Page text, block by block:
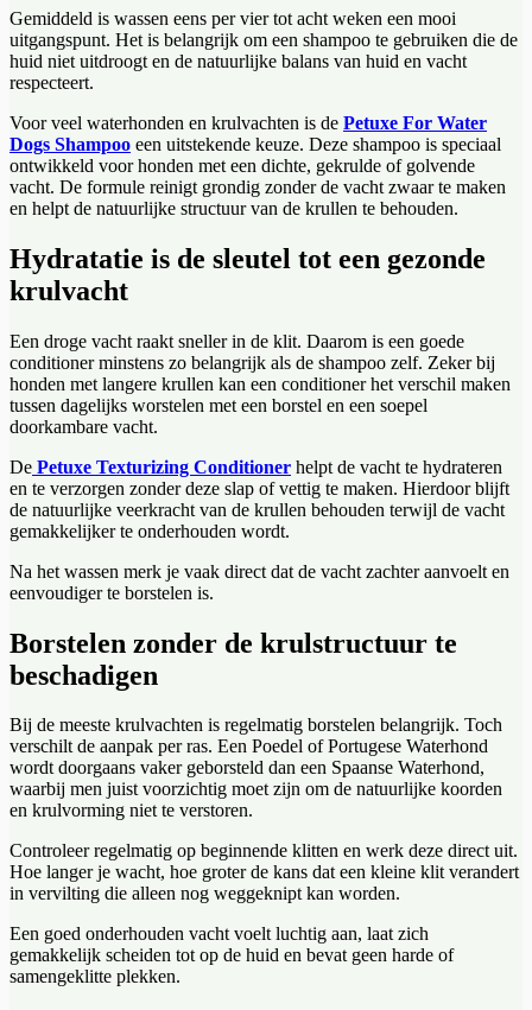
Gemiddeld is wassen eens per vier tot acht weken een mooi
uitgangspunt. Het is belangrijk om een shampoo te gebruiken die de
huid niet uitdroogt en de natuurlijke balans van huid en vacht
respecteert.
Voor veel waterhonden en krulvachten is de Petuxe For Water
Dogs Shampoo een uitstekende keuze. Deze shampoo is speciaal
ontwikkeld voor honden met een dichte, gekrulde of golvende
vacht. De formule reinigt grondig zonder de vacht zwaar te maken
en helpt de natuurlijke structuur van de krullen te behouden.
Hydratatie is de sleutel tot een gezonde
krulvacht
Een droge vacht raakt sneller in de klit. Daarom is een goede
conditioner minstens zo belangrijk als de shampoo zelf. Zeker bij
honden met langere krullen kan een conditioner het verschil maken
tussen dagelijks worstelen met een borstel en een soepel
doorkambare vacht.
De Petuxe Texturizing Conditioner helpt de vacht te hydrateren
en te verzorgen zonder deze slap of vettig te maken. Hierdoor blijft
de natuurlijke veerkracht van de krullen behouden terwijl de vacht
gemakkelijker te onderhouden wordt.
Na het wassen merk je vaak direct dat de vacht zachter aanvoelt en
eenvoudiger te borstelen is.
Borstelen zonder de krulstructuur te
beschadigen
Bij de meeste krulvachten is regelmatig borstelen belangrijk. Toch
verschilt de aanpak per ras. Een Poedel of Portugese Waterhond
wordt doorgaans vaker geborsteld dan een Spaanse Waterhond,
waarbij men juist voorzichtig moet zijn om de natuurlijke koorden
en krulvorming niet te verstoren.
Controleer regelmatig op beginnende klitten en werk deze direct uit.
Hoe langer je wacht, hoe groter de kans dat een kleine klit verandert
in vervilting die alleen nog weggeknipt kan worden.
Een goed onderhouden vacht voelt luchtig aan, laat zich
gemakkelijk scheiden tot op de huid en bevat geen harde of
samengeklitte plekken.